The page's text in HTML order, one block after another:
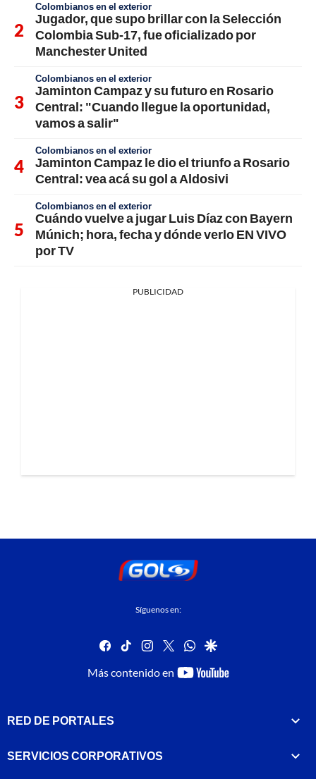
Colombianos en el exterior
Jugador, que supo brillar con la Selección
Colombia Sub-17, fue oficializado por
Manchester United
Colombianos en el exterior
Jaminton Campaz y su futuro en Rosario
Central: "Cuando llegue la oportunidad,
vamos a salir"
Colombianos en el exterior
Jaminton Campaz le dio el triunfo a Rosario
Central: vea acá su gol a Aldosivi
Colombianos en el exterior
Cuándo vuelve a jugar Luis Díaz con Bayern
Múnich; hora, fecha y dónde verlo EN VIVO
por TV
PUBLICIDAD
Síguenos en:
facebook
tiktok instagram
twitterwhatsapp
google
Más contenido en
youtube-
RED DE PORTALES
SERVICIOS CORPORATIVOS